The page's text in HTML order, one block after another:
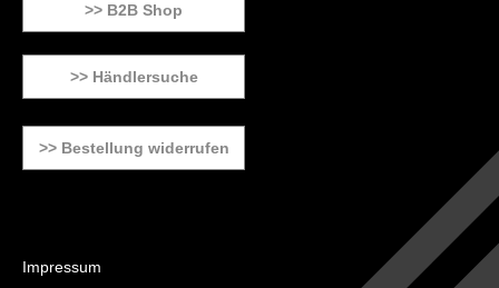
>> B2B Shop
>> Händlersuche
>> Bestellung widerrufen
Impressum